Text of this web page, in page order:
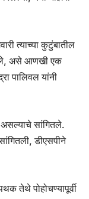
त्याच्या कुटुंबातील
असे आणखी एक
पालिवल यांनी
असल्याचे सांगितले.
डीएसपीने
तेथे पोहोचण्यापूर्वी